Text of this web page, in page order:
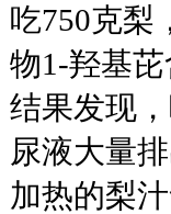
吃750克梨
物1-羟基芘
结果发现
尿液大量
加热的梨